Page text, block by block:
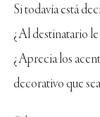
Si todavía está
¿Al destinatario
¿Aprecia los
decorativo que